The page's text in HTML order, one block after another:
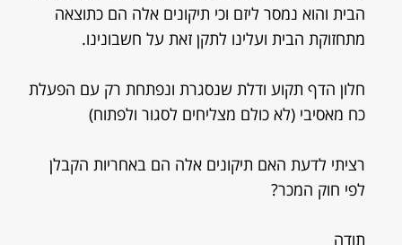
הבית והוא נמסר ליזם וכי תיקונים אלה הם כתוצאה
מתחזוקת הבית ועלינו לתקן זאת על חשבונינו.
חלון הדף תקוע ודלת שנסגרת ונפתחת רק עם הפעלת
כח מאסיבי (לא כולם מצליחים לסגור ולפתוח)
רציתי לדעת האם תיקונים אלה הם באחריות הקבלן
לפי חוק המכר?
תודה